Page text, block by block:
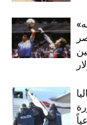
10 ملايين